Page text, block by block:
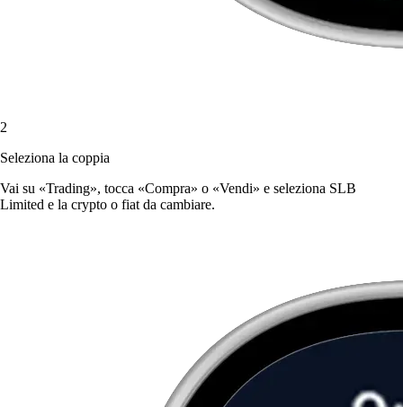
2
Seleziona la coppia
Vai su «Trading», tocca «Compra» o «Vendi» e seleziona SLB
Limited e la crypto o fiat da cambiare.